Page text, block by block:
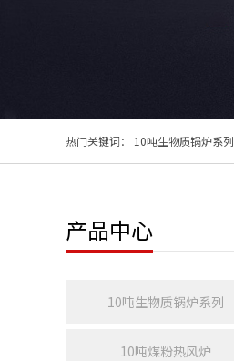
热门关键词： 10吨生物质锅炉系列
产品中心
10吨生物质锅炉系列
10吨煤粉热风炉